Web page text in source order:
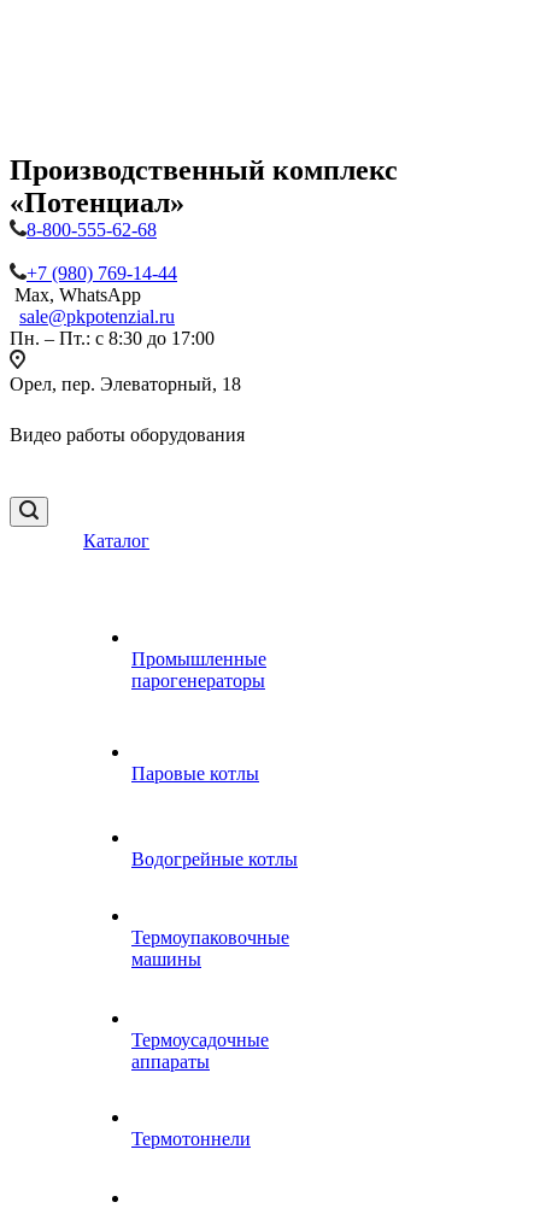
Производственный комплекс
«Потенциал»
8-800-555-62-68
+7 (980) 769-14-44
Max, WhatsApp
sale@pkpotenzial.ru
Пн. – Пт.: с 8:30 до 17:00
Орел, пер. Элеваторный, 18
Видео работы оборудования
Каталог
Промышленные
парогенераторы
Паровые котлы
Водогрейные котлы
Термоупаковочные
машины
Термоусадочные
аппараты
Термотоннели